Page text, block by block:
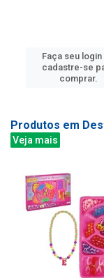
Faça seu login
cadastre-se
comprar.
Produtos em
Veja mais